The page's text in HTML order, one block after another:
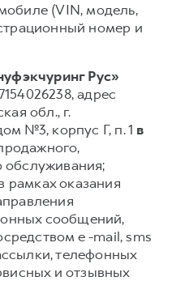
(VIN, модель,
номер и
Рус»
адрес
обл., г.
№3, корпус Г, п. 1 в
обслуживания;
оказания
сообщений,
e -mail, sms
телефонных
и отзывных